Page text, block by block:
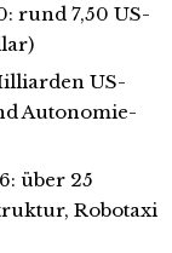
rund 7,50 US-
US-
Autonomie-
über 25
Robotaxi